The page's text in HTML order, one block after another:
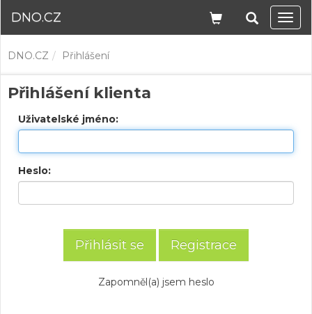
DNO.CZ
DNO.CZ Přihlášení
Přihlášení klienta
Uživatelské jméno:
Heslo:
Registrace
Zapomněl(a) jsem heslo